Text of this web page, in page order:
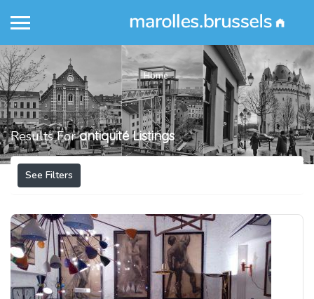
Home
Results Forantiquité Listings
See Filters